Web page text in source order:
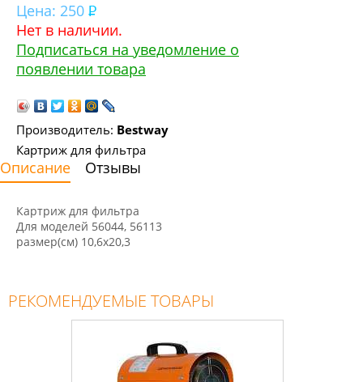
Цена: 250
Нет в наличии.
Подписаться на уведомление о
появлении товара
Производитель: Bestway
Картриж для фильтра
Описание Отзывы
Картриж для фильтра
Для моделей 56044, 56113
размер(см) 10,6х20,3
РЕКОМЕНДУЕМЫЕ ТОВАРЫ